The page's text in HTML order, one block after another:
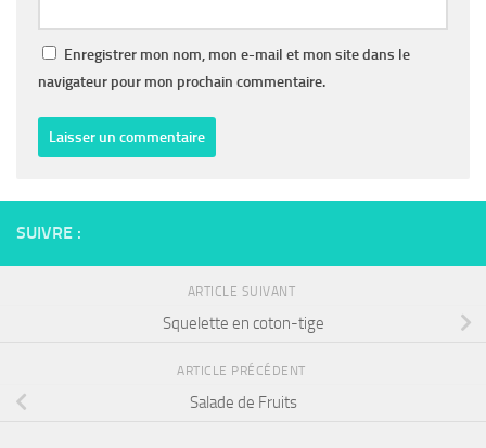
Enregistrer mon nom, mon e-mail et mon site dans le
navigateur pour mon prochain commentaire.
SUIVRE :
ARTICLE SUIVANT
Squelette en coton-tige
ARTICLE PRÉCÉDENT
Salade de Fruits